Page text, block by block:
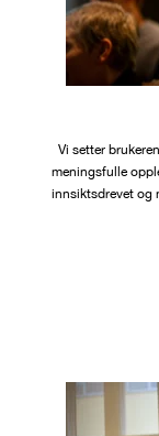
Vi setter
meningsfulle
innsiktsdrevet og